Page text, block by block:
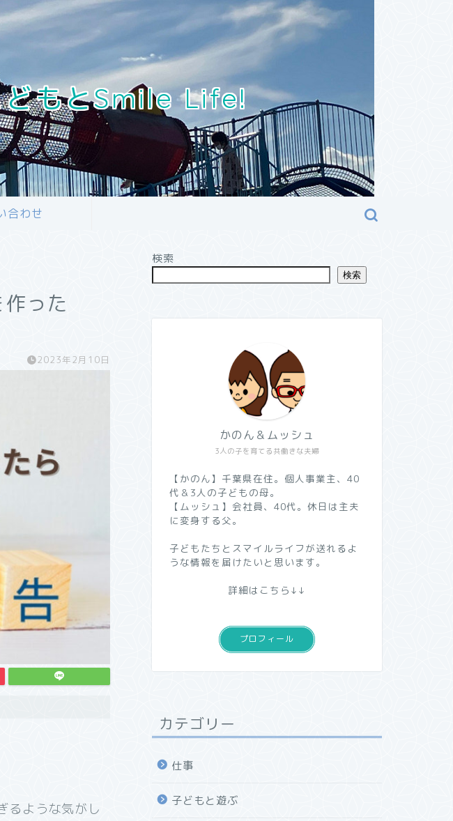
どもとSmile Life!
合わせ
った
2023年2月10日
るような気がし
検索
検索
3人の子を育てる共働きな夫婦
かのん＆ムッシュ
【かのん】千葉県在住。個人事業主、40
代＆3人の子どもの母。
【ムッシュ】会社員、40代。休日は主夫
に変身する父。
子どもたちとスマイルライフが送れるよ
うな情報を届けたいと思います。
詳細はこちら↓↓
プロフィール
カテゴリー
仕事
子どもと遊ぶ